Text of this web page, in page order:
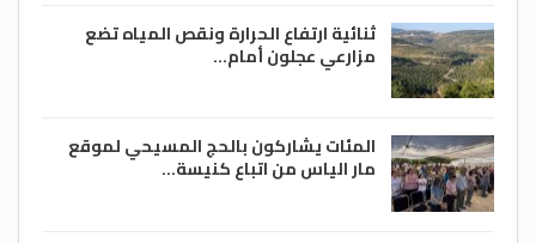
ثنائية ارتفاع الحرارة ونقص المياه تضع
مزارعي عجلون أمام…
المئات يشاركون بالحج المسيحي لموقع
مار الياس من اتباع كنيسة…